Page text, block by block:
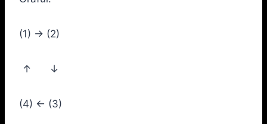
(1) → (2)
↑ ↓
(4) ← (3)